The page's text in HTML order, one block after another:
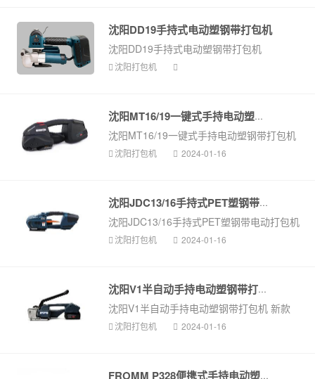
沈阳DD19手持式电动塑钢带打包机
沈阳DD19手持式电动塑钢带打包机
沈阳打包机
沈阳MT16/19一键式手持电动塑钢带打...
沈阳MT16/19一键式手持电动塑钢带打包机
沈阳打包机 2024-01-16
沈阳JDC13/16手持式PET塑钢带电动打...
沈阳JDC13/16手持式PET塑钢带电动打包机
沈阳打包机 2024-01-16
沈阳V1半自动手持电动塑钢带打包机 ...
沈阳V1半自动手持电动塑钢带打包机 新款
沈阳打包机 2024-01-16
FROMM P328便携式手持电动塑钢带打...